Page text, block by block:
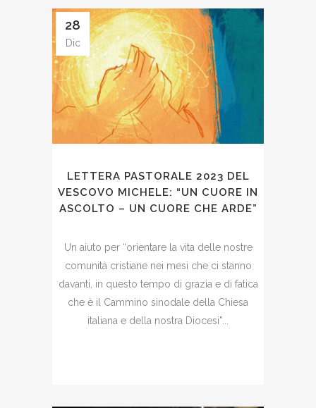
28
Dic
LETTERA PASTORALE 2023 DEL
VESCOVO MICHELE: “UN CUORE IN
ASCOLTO – UN CUORE CHE ARDE”
Un aiuto per “orientare la vita delle nostre
comunità cristiane nei mesi che ci stanno
davanti, in questo tempo di grazia e di fatica
che è il Cammino sinodale della Chiesa
italiana e della nostra Diocesi”...